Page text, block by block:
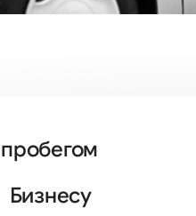
Бизнесу